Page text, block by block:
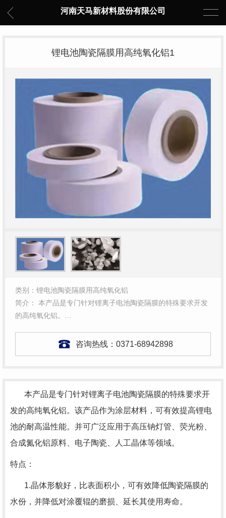
河南天马新材料股份有限公司
锂电池陶瓷隔膜用高纯氧化铝1
类别：锂电池陶瓷隔膜用高纯氧化铝
简介： 本产品是专门针对锂离子电池陶瓷隔膜的特殊要求开发
的高纯氧化铝。…
咨询热线： 0371-68942898
本产品是专门针对锂离子电池陶瓷隔膜的特殊要求开
发的高纯氧化铝。该产品作为涂层材料，可有效提高锂电
池的耐高温性能。并可广泛应用于高压钠灯管、荧光粉、
合成氮化铝原料、电子陶瓷、人工晶体等领域。
特点：
1.晶体形貌好，比表面积小，可有效降低陶瓷隔膜的
水份，并降低对涂覆辊的磨损、延长其使用寿命。